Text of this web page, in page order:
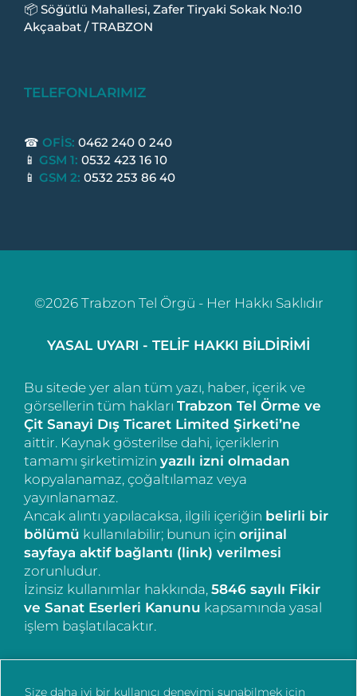
📦 Söğütlü Mahallesi, Zafer Tiryaki Sokak No:10
Akçaabat / TRABZON
TELEFONLARIMIZ
☎ OFİS: 0462 240 0 240
📱 GSM 1: 0532 423 16 10
📱 GSM 2: 0532 253 86 40
©2026 Trabzon Tel Örgü - Her Hakkı Saklıdır
YASAL UYARI - TELİF HAKKI BİLDİRİMİ
Bu sitede yer alan tüm yazı, haber, içerik ve
görsellerin tüm hakları Trabzon Tel Örme ve
Çit Sanayi Dış Ticaret Limited Şirketi’ne
aittir. Kaynak gösterilse dahi, içeriklerin
tamamı şirketimizin yazılı izni olmadan
kopyalanamaz, çoğaltılamaz veya
yayınlanamaz.
Ancak alıntı yapılacaksa, ilgili içeriğin belirli bir
bölümü kullanılabilir; bunun için orijinal
sayfaya aktif bağlantı (link) verilmesi
zorunludur.
İzinsiz kullanımlar hakkında, 5846 sayılı Fikir
ve Sanat Eserleri Kanunu kapsamında yasal
işlem başlatılacaktır.
Size daha iyi bir kullanıcı deneyimi sunabilmek için